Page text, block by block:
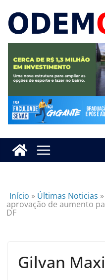
Início » Últimas Noticias »
aprovação de aumento
DF
Gilvan